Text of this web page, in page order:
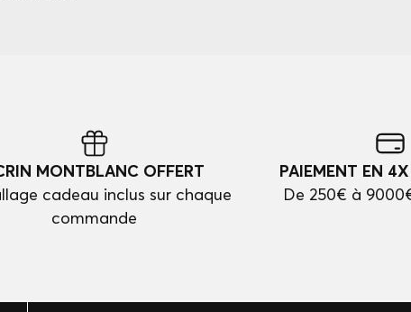
MONTBLANC OFFERT
cadeau inclus sur chaque
commande
PAIEMENT EN
De 250€ à